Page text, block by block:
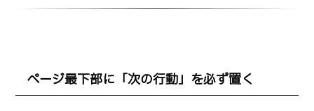
ページ最下部に「次の行動」を必ず置く